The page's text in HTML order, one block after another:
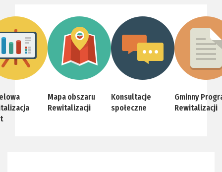
Mapa obszaru
Rewitalizacji
Konsultacje
społeczne
Gminny
Rewitalizacji